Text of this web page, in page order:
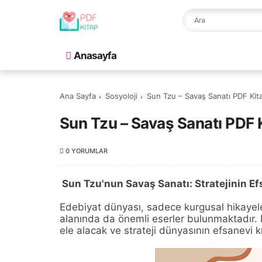
Anasayfa
Ana Sayfa Sosyoloji Sun Tzu – Savaş Sanatı PDF
Sun Tzu – Savaş Sanatı
0 YORUMLAR
Sun Tzu'nun Savaş Sanatı: Stratejinin
Edebiyat dünyası, sadece kurgusal
alanında da önemli eserler
ele alacak ve strateji dünyasının efsanevi